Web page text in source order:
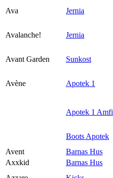
Ava
Jernia
Avalanche! Jernia
Avant Garden
Sunkost
Avène Apotek 1
Apotek 1 Amfi
Boots Apotek
Avent
Barnas Hus
Axxkid
Barnas Hus